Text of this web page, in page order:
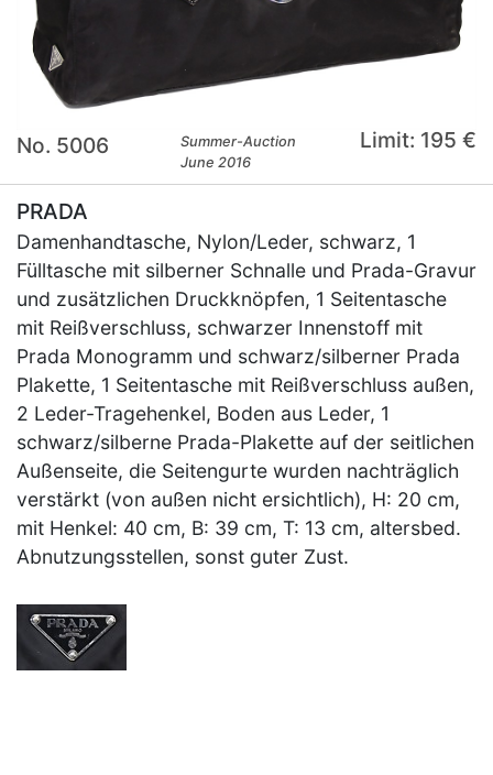
No. 5006
Summer-Auction
June 2016
Limit: 195 €
PRADA
Damenhandtasche, Nylon/Leder, schwarz, 1
Fülltasche mit silberner Schnalle und Prada-Gravur
und zusätzlichen Druckknöpfen, 1 Seitentasche
mit Reißverschluss, schwarzer Innenstoff mit
Prada Monogramm und schwarz/silberner Prada
Plakette, 1 Seitentasche mit Reißverschluss außen,
2 Leder-Tragehenkel, Boden aus Leder, 1
schwarz/silberne Prada-Plakette auf der seitlichen
Außenseite, die Seitengurte wurden nachträglich
verstärkt (von außen nicht ersichtlich), H: 20 cm,
mit Henkel: 40 cm, B: 39 cm, T: 13 cm, altersbed.
Abnutzungsstellen, sonst guter Zust.